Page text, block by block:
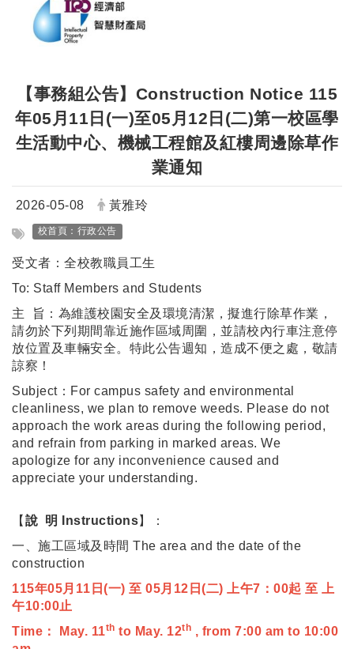
【事務組公告】Construction Notice 115
年05月11日(一)至05月12日(二)第一校區學
生活動中心、機械工程館及紅樓周邊除草作
業通知
日期：
2026-05-08 發布者：
黃雅玲
標籤：
校首頁：行政公告
受文者：全校教職員工生
To: Staff Members and Students
主 旨：為維護校園安全及環境清潔，擬進行除草作業，
請勿於下列期間靠近施作區域周圍，並請校內行車注意停
放位置及車輛安全。特此公告週知，造成不便之處，敬請
諒察！
Subject：For campus safety and environmental
cleanliness, we plan to remove weeds. Please do not
approach the work areas during the following period,
and refrain from parking in marked areas. We
apologize for any inconvenience caused and
appreciate your understanding.
【 說 明 Instructions】：
一、施工區域及時間 The area and the date of the
construction
115年05月11日(一) 至 05月12日(二) 上午7：00起 至 上
午10:00止
Time： May. 11th to May. 12th , from 7:00 am to 10:00